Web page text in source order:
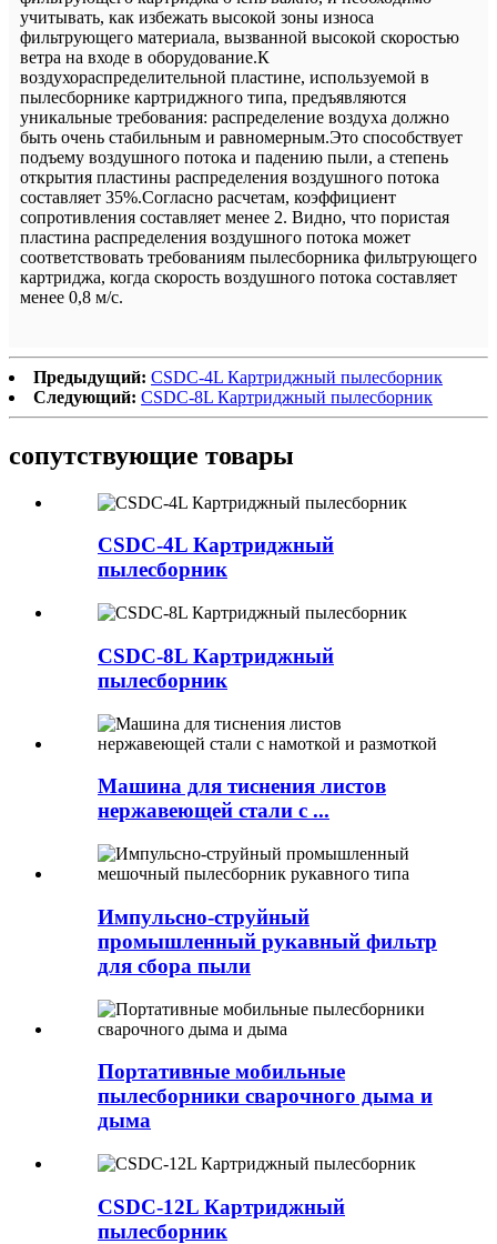
учитывать, как избежать высокой зоны износа
фильтрующего материала, вызванной высокой скоростью
ветра на входе в оборудование.К
воздухораспределительной пластине, используемой в
пылесборнике картриджного типа, предъявляются
уникальные требования: распределение воздуха должно
быть очень стабильным и равномерным.Это способствует
подъему воздушного потока и падению пыли, а степень
открытия пластины распределения воздушного потока
составляет 35%.Согласно расчетам, коэффициент
сопротивления составляет менее 2. Видно, что пористая
пластина распределения воздушного потока может
соответствовать требованиям пылесборника фильтрующего
картриджа, когда скорость воздушного потока составляет
менее 0,8 м/с.
Предыдущий: CSDC-4L Картриджный пылесборник
Следующий: CSDC-8L Картриджный пылесборник
сопутствующие товары
CSDC-4L Картриджный
пылесборник
CSDC-8L Картриджный
пылесборник
Машина для тиснения листов
нержавеющей стали с ...
Импульсно-струйный
промышленный рукавный фильтр
для сбора пыли
Портативные мобильные
пылесборники сварочного дыма и
дыма
CSDC-12L Картриджный
пылесборник